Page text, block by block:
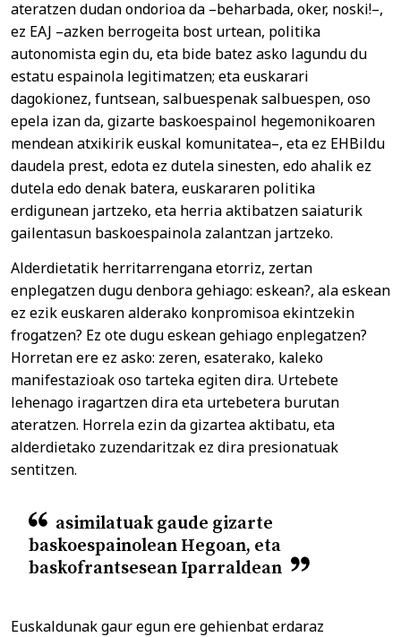
ateratzen dudan ondorioa da –beharbada, oker, noski!–,
ez EAJ –azken berrogeita bost urtean, politika
autonomista egin du, eta bide batez asko lagundu du
estatu espainola legitimatzen; eta euskarari
dagokionez, funtsean, salbuespenak salbuespen, oso
epela izan da, gizarte baskoespainol hegemonikoaren
mendean atxikirik euskal komunitatea–, eta ez EHBildu
daudela prest, edota ez dutela sinesten, edo ahalik ez
dutela edo denak batera, euskararen politika
erdigunean jartzeko, eta herria aktibatzen saiaturik
gailentasun baskoespainola zalantzan jartzeko.
Alderdietatik herritarrengana etorriz, zertan
enplegatzen dugu denbora gehiago: eskean?, ala eskean
ez ezik euskaren alderako konpromisoa ekintzekin
frogatzen? Ez ote dugu eskean gehiago enplegatzen?
Horretan ere ez asko: zeren, esaterako, kaleko
manifestazioak oso tarteka egiten dira. Urtebete
lehenago iragartzen dira eta urtebetera burutan
ateratzen. Horrela ezin da gizartea aktibatu, eta
alderdietako zuzendaritzak ez dira presionatuak
sentitzen.
asimilatuak gaude gizarte
baskoespainolean Hegoan, eta
baskofrantsesean Iparraldean
Euskaldunak gaur egun ere gehienbat erdaraz